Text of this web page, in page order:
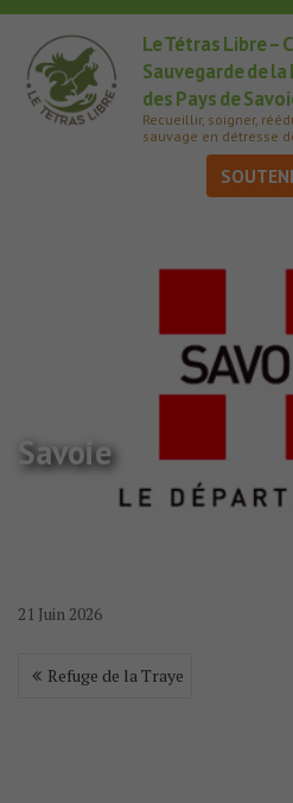
Le Tétras Libre –
Sauvegarde de
des Pays de
Recueillir, soigner,
sauvage en détresse
Savoie
21 Juin 2026
Refuge de la Traye